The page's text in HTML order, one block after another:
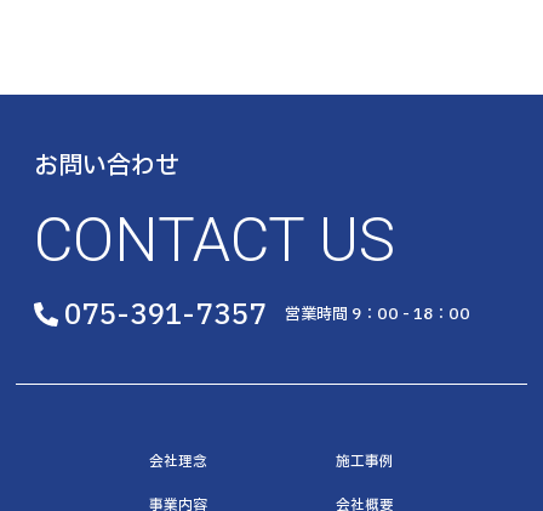
お問い合わせ
CONTACT US
075-391-7357 営業時間 9：00 - 18：00
会社理念 施工事例
事業内容 会社概要